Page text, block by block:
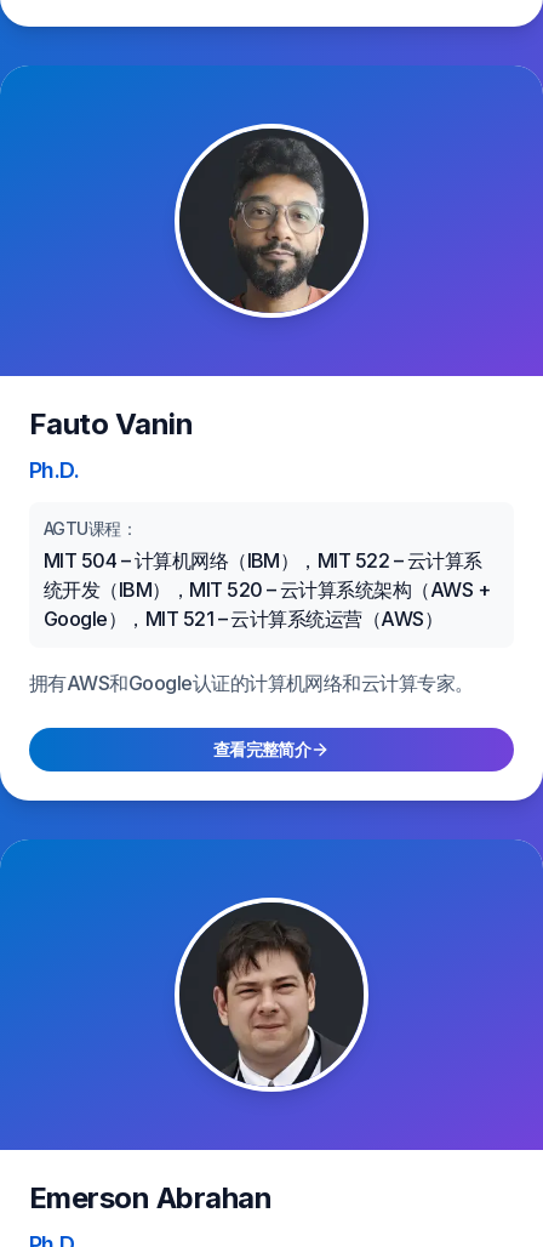
Fauto Vanin
Ph.D.
AGTU课程：
MIT 504 – 计算机网络（IBM），MIT 522 – 云计算系
统开发（IBM），MIT 520 – 云计算系统架构（AWS +
Google），MIT 521 – 云计算系统运营（AWS）
拥有AWS和Google认证的计算机网络和云计算专家。
查看完整简介
Emerson Abrahan